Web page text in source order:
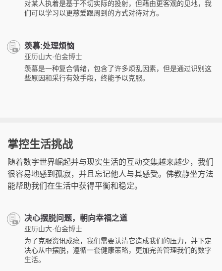
对某人执着是基于不切实际的投射，但藉由更客观的见地，我
们可以学习以更慈爱跟周到的方式对待对方。
羡慕:处理烦恼
亚历山大·伯金博士
羡慕是一种复合情绪，包含了许多烦乱因素，但是通过识别这
些原因和采行有效手段，终能予以克服。
掌控生活挑战
随着数字世界崛起并与现实生活的互动交集越来越少，我们
很容易地感到孤寂，并且忘记他人与其感受。佛教静坐方法
能帮助我们在生活中获得平衡和稳定。
决心摆脱问题，朝向幸福之道
亚历山大·伯金博士
为了克服资讯成瘾，我们需要认清它造成我们的压力，并下定
决心从中摆脱，遵循一套健康策略，更加完善管理我们的数字
生活。